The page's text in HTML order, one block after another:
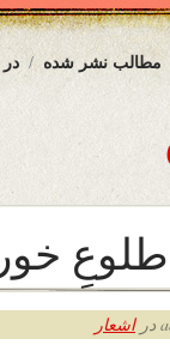
مطالب نشر شده
اشعار